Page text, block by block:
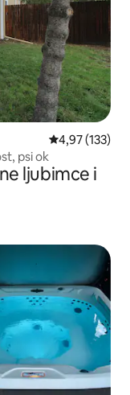
Prosječna
4,97 (133)
psi ok
ljubimce i